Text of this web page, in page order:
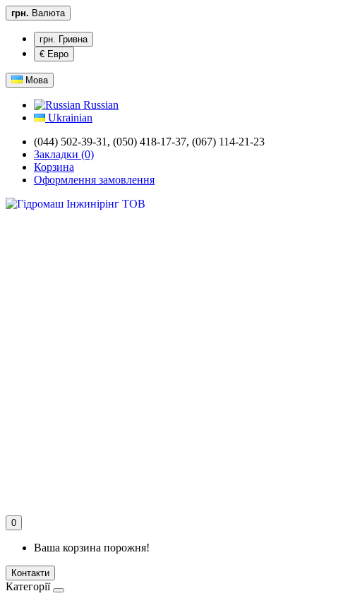
грн. Валюта
грн. Гривна
€ Евро
Мова
Russian
Ukrainian
(044) 502-39-31, (050) 418-17-37, (067) 114-21-23
Закладки (0)
Корзина
Оформлення замовлення
0
Ваша корзина порожня!
Контакти
Категорії